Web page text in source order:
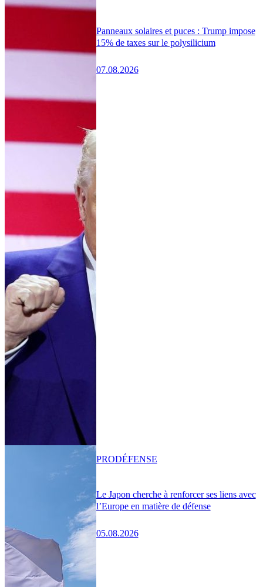
Panneaux solaires et puces : Trump impose
15% de taxes sur le polysilicium
07.08.2026
Le Japon cherche à renforcer ses liens avec
l’Europe en matière de défense
05.08.2026
PRODÉFENSE